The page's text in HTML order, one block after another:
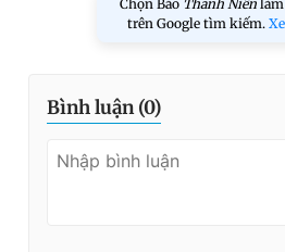
Chọn Báo Thanh Niên làm
trên Google tìm kiếm.
Bình luận (0)